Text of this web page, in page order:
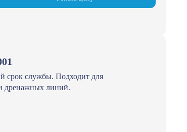
срок службы. Подходит для
дренажных линий.